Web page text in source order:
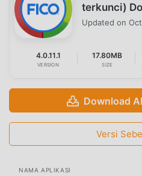
terkunci)
Updated on
4.0.11.1
VERSION
17.80MB
SIZE
Download
Versi
NAMA APLIKASI